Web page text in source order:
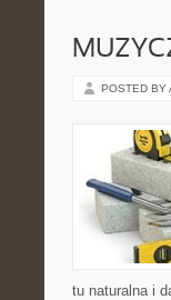
POSTED BY
tu naturalna i